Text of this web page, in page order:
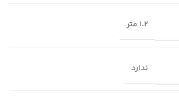
1.2 متر
ندارد